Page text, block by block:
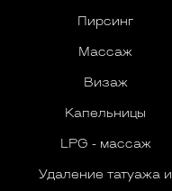
Пирсинг
Массаж
Визаж
Капельницы
LPG - массаж
Удаление татуажа и